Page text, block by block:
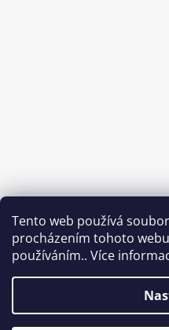
Tento web používá
procházením tohoto
používáním.. Více